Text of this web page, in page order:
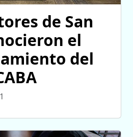
de San
el
del